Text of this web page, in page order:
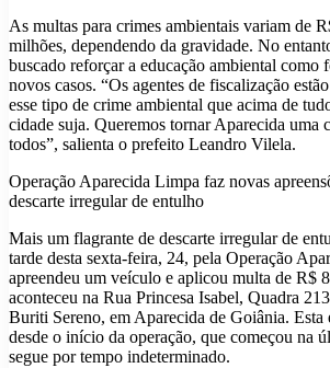
As multas para crimes ambientais variam de
milhões, dependendo da gravidade. No
buscado reforçar a educação ambiental como
novos casos. “Os agentes de fiscalização
esse tipo de crime ambiental que acima de
cidade suja. Queremos tornar Aparecida uma
todos”, salienta o prefeito Leandro Vilela.
Operação Aparecida Limpa faz novas
descarte irregular de entulho
Mais um flagrante de descarte irregular de
tarde desta sexta-feira, 24, pela Operação
apreendeu um veículo e aplicou multa de R$
aconteceu na Rua Princesa Isabel, Quadra
Buriti Sereno, em Aparecida de Goiânia. Esta
desde o início da operação, que começou na
segue por tempo indeterminado.